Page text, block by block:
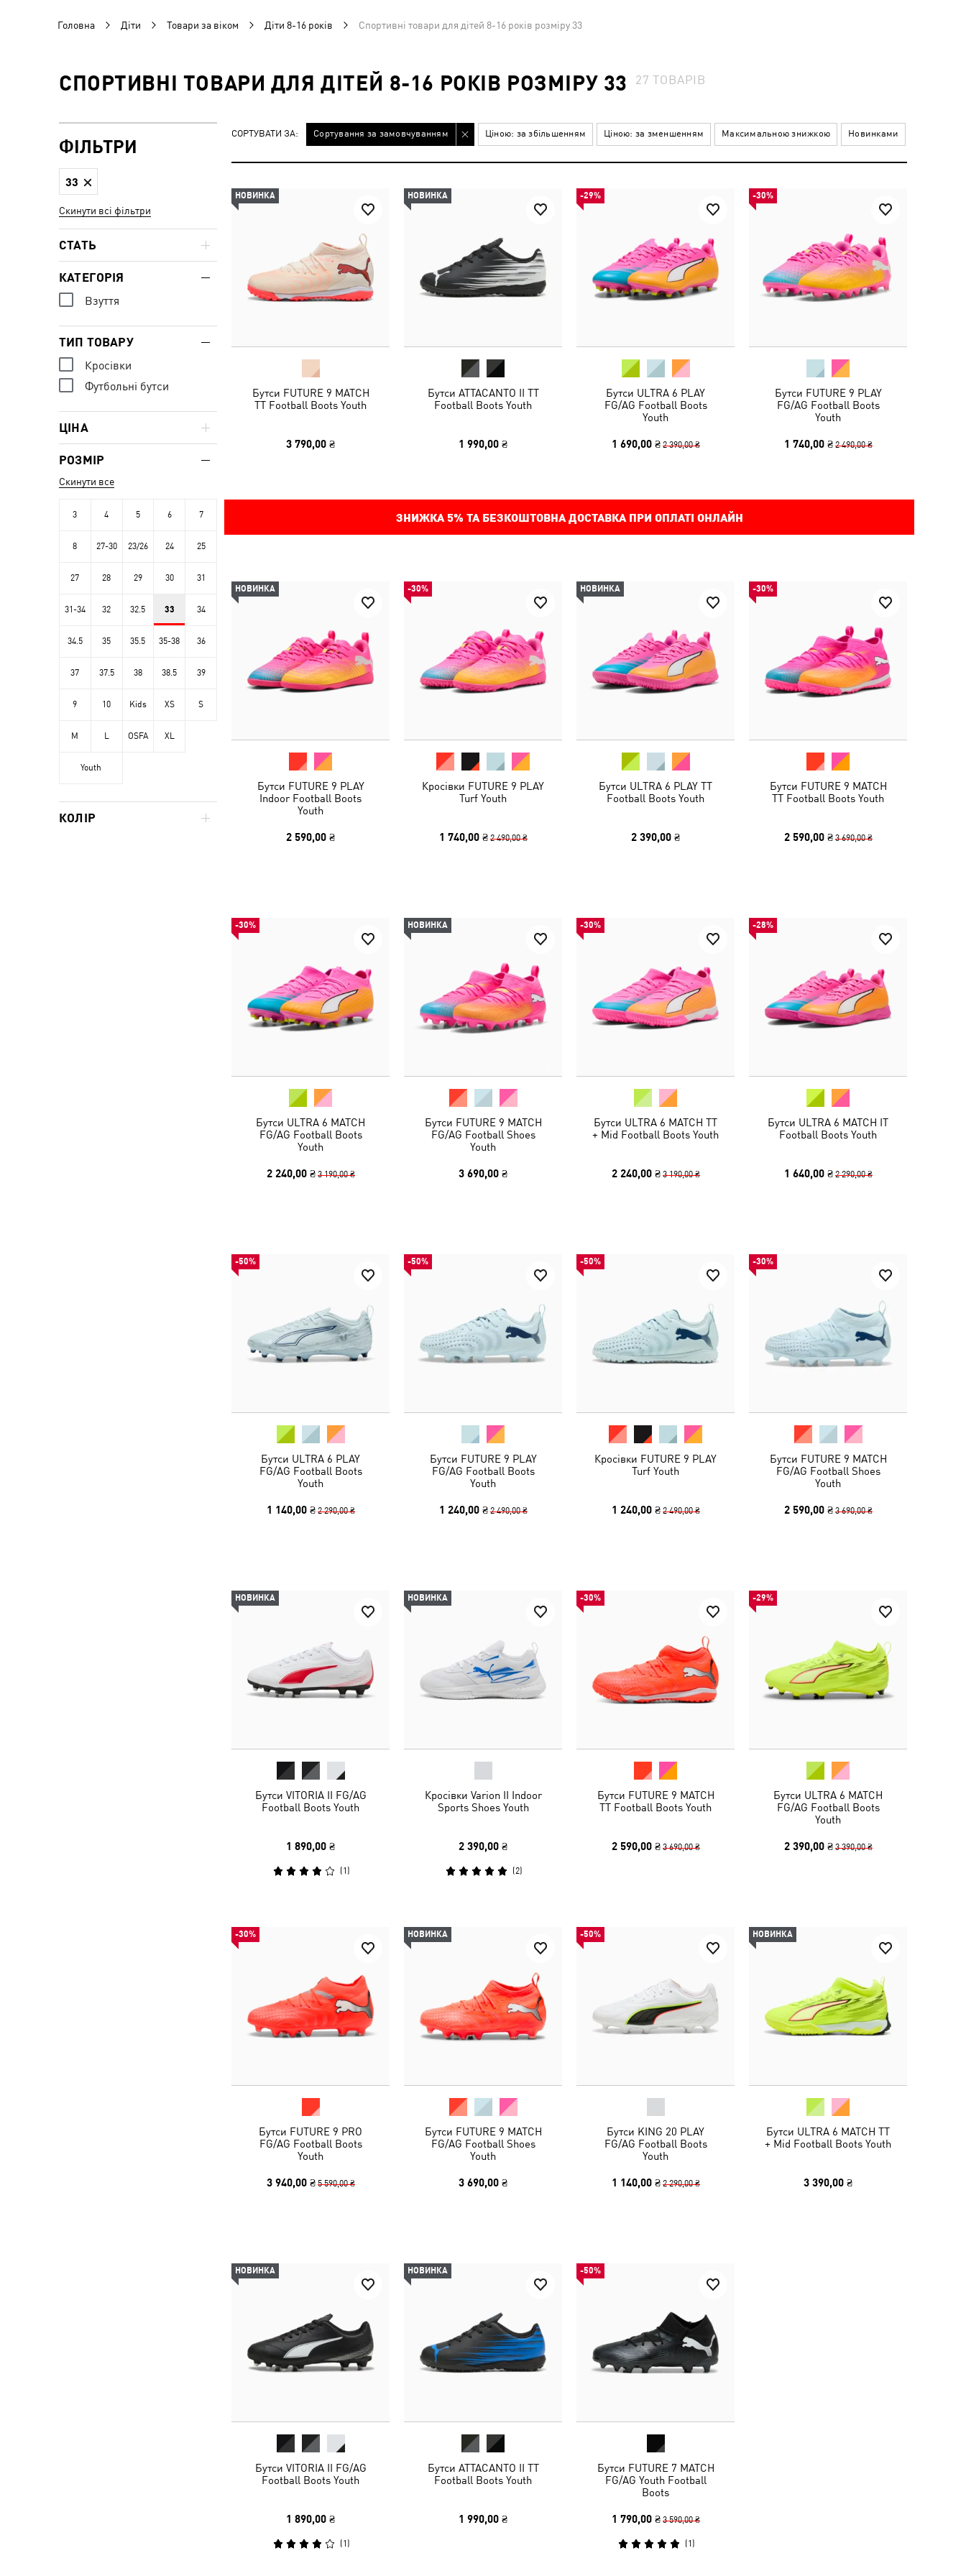
Головна Діти Товари за віком Діти 8-16 років Спортивні товари для дітей 8-16 років розміру 33
СПОРТИВНІ ТОВАРИ ДЛЯ ДІТЕЙ 8-16 РОКІВ РОЗМІРУ 33 27ТОВАРІВ
СОРТУВАТИ ЗА: Сортування за замовчуванням Ціною: за збільшенням Ціною: за зменшенням Максимальною знижкою Новинками
НОВИНКА
Бутси FUTURE 9 MATCH
TT Football Boots Youth
3 790,00 ₴
НОВИНКА
Бутси ATTACANTO II TT
Football Boots Youth
1 990,00 ₴
-29%
Бутси ULTRA 6 PLAY
FG/AG Football Boots
Youth
1 690,00 ₴ 2 390,00 ₴
-30%
Бутси FUTURE 9 PLAY
FG/AG Football Boots
Youth
1 740,00 ₴ 2 490,00 ₴
ЗНИЖКА 5% ТА БЕЗКОШТОВНА ДОСТАВКА ПРИ ОПЛАТІ ОНЛАЙН
НОВИНКА
Бутси FUTURE 9 PLAY
Indoor Football Boots
Youth
2 590,00 ₴
-30%
Кросівки FUTURE 9 PLAY
Turf Youth
1 740,00 ₴ 2 490,00 ₴
НОВИНКА
Бутси ULTRA 6 PLAY TT
Football Boots Youth
2 390,00 ₴
-30%
Бутси FUTURE 9 MATCH
TT Football Boots Youth
2 590,00 ₴ 3 690,00 ₴
-30%
Бутси ULTRA 6 MATCH
FG/AG Football Boots
Youth
2 240,00 ₴ 3 190,00 ₴
НОВИНКА
Бутси FUTURE 9 MATCH
FG/AG Football Shoes
Youth
3 690,00 ₴
-30%
Бутси ULTRA 6 MATCH TT
+ Mid Football Boots Youth
2 240,00 ₴ 3 190,00 ₴
-28%
Бутси ULTRA 6 MATCH IT
Football Boots Youth
1 640,00 ₴ 2 290,00 ₴
-50%
Бутси ULTRA 6 PLAY
FG/AG Football Boots
Youth
1 140,00 ₴ 2 290,00 ₴
-50%
Бутси FUTURE 9 PLAY
FG/AG Football Boots
Youth
1 240,00 ₴ 2 490,00 ₴
-50%
Кросівки FUTURE 9 PLAY
Turf Youth
1 240,00 ₴ 2 490,00 ₴
-30%
Бутси FUTURE 9 MATCH
FG/AG Football Shoes
Youth
2 590,00 ₴ 3 690,00 ₴
НОВИНКА
Бутси VITORIA II FG/AG
Football Boots Youth
1 890,00 ₴
(1 )
НОВИНКА
Кросівки Varion II Indoor
Sports Shoes Youth
2 390,00 ₴
(2)
-30%
Бутси FUTURE 9 MATCH
TT Football Boots Youth
2 590,00 ₴ 3 690,00 ₴
-29%
Бутси ULTRA 6 MATCH
FG/AG Football Boots
Youth
2 390,00 ₴ 3 390,00 ₴
-30%
Бутси FUTURE 9 PRO
FG/AG Football Boots
Youth
3 940,00 ₴ 5 590,00 ₴
НОВИНКА
Бутси FUTURE 9 MATCH
FG/AG Football Shoes
Youth
3 690,00 ₴
-50%
Бутси KING 20 PLAY
FG/AG Football Boots
Youth
1 140,00 ₴ 2 290,00 ₴
НОВИНКА
Бутси ULTRA 6 MATCH TT
+ Mid Football Boots Youth
3 390,00 ₴
НОВИНКА
Бутси VITORIA II FG/AG
Football Boots Youth
1 890,00 ₴
(1 )
НОВИНКА
Бутси ATTACANTO II TT
Football Boots Youth
1 990,00 ₴
-50%
Бутси FUTURE 7 MATCH
FG/AG Youth Football
Boots
1 790,00 ₴ 3 590,00 ₴
(1 )
ФІЛЬТРИ
33
Скинути всі фільтри
СТАТЬ
КАТЕГОРІЯ
Взуття
ТИП ТОВАРУ
Кросівки
Футбольні бутси
ЦІНА
РОЗМІР
Скинути все
3 4 5 6 7
8 27-30 23/26 24 25
27 28 29 30 31
31-34 32 32.5 33 34
34.5 35 35.5 35-38 36
37 37.5 38 38.5 39
9 10 Kids XS S
M L OSFA XL
Youth
КОЛІР